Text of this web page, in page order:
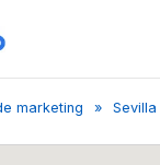
marketing Sevilla